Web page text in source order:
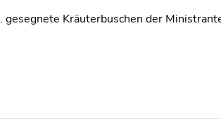
gesegnete Kräuterbuschen der